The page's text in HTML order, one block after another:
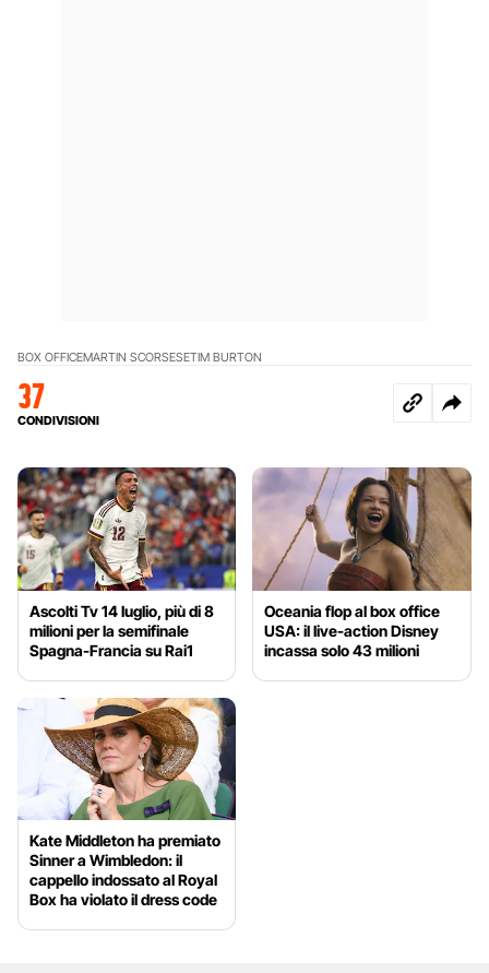
BOX OFFICEMARTIN SCORSESETIM BURTON
37
CONDIVISIONI
Ascolti Tv 14 luglio, più di 8
milioni per la semifinale
Spagna-Francia su Rai1
Oceania flop al box office
USA: il live-action Disney
incassa solo 43 milioni
Kate Middleton ha premiato
Sinner a Wimbledon: il
cappello indossato al Royal
Box ha violato il dress code